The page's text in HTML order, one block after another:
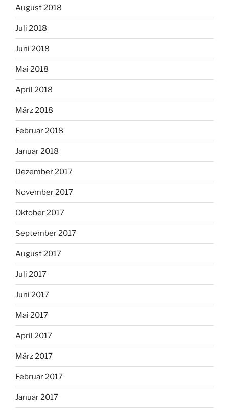
August 2018
Juli 2018
Juni 2018
Mai 2018
April 2018
März 2018
Februar 2018
Januar 2018
Dezember 2017
November 2017
Oktober 2017
September 2017
August 2017
Juli 2017
Juni 2017
Mai 2017
April 2017
März 2017
Februar 2017
Januar 2017